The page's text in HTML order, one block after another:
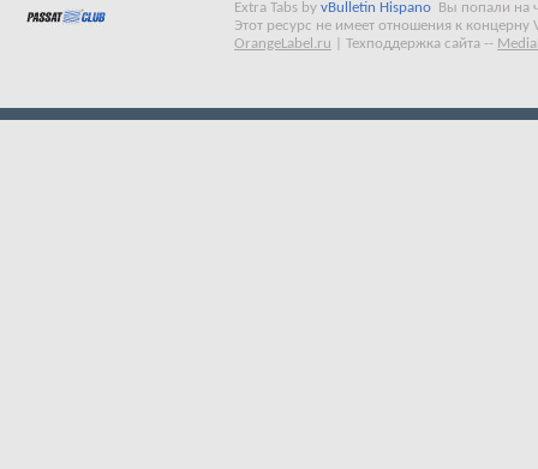
Extra Tabs by vBulletin Hispano
Вы попали на
Этот ресурс не имеет отношения к концерну
OrangeLabel.ru
Техподдержка сайта --